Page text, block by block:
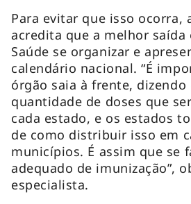
Para evitar que isso ocorra,
acredita que a melhor
Saúde se organizar e
calendário nacional. “É
órgão saia à frente, dizendo
quantidade de doses que
cada estado, e os estados
de como distribuir isso em
municípios. É assim que se
adequado de imunização”,
especialista.